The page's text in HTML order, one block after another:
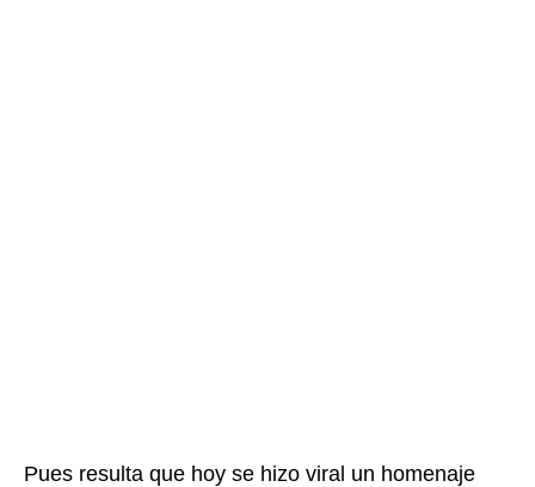
Pues resulta que hoy se hizo viral un homenaje